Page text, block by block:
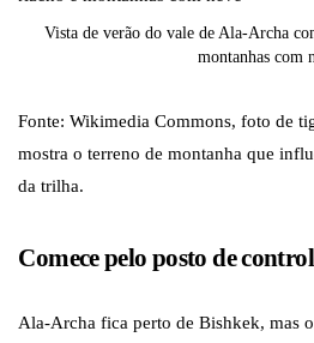
Vista de verão do vale de Ala-Archa
montanhas com
Fonte: Wikimedia Commons, foto de
mostra o terreno de montanha que
da trilha.
Comece pelo posto de
Ala-Archa fica perto de Bishkek, mas